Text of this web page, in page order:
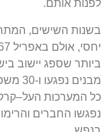
לפנות אותם.
בשנות השישים,
יחסי, אולם באפריל
ביותר שספג יישוב
מבנים נפגעו ו-30
כל המערכות העל–
נפגשו החברים